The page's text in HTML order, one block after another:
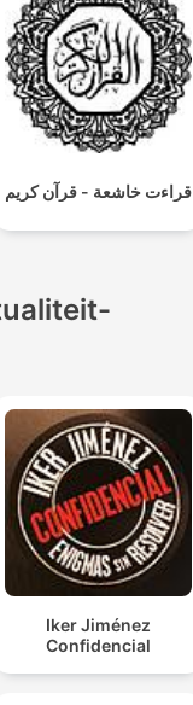
قراءت خاشعة - قرآن كريم
Iker Jiménez
Confidencial